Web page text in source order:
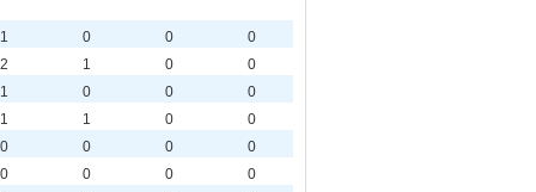
1 0 0
0
2 1 0
0
1 0 0
0
1 1 0
0
0 0 0
0
0 0 0
0